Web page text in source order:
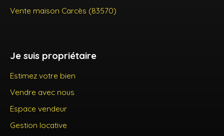
Vente maison Carcès (83570)
Je suis propriétaire
Estimez votre bien
Vendre avec nous
Espace vendeur
Gestion locative